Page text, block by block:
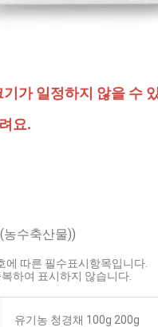
가 일정하지 않을 수
요.
농수축산물))
따른 필수표시항목입니다.
하여 표시하지 않습니다.
유기농 청경채 100g 200g